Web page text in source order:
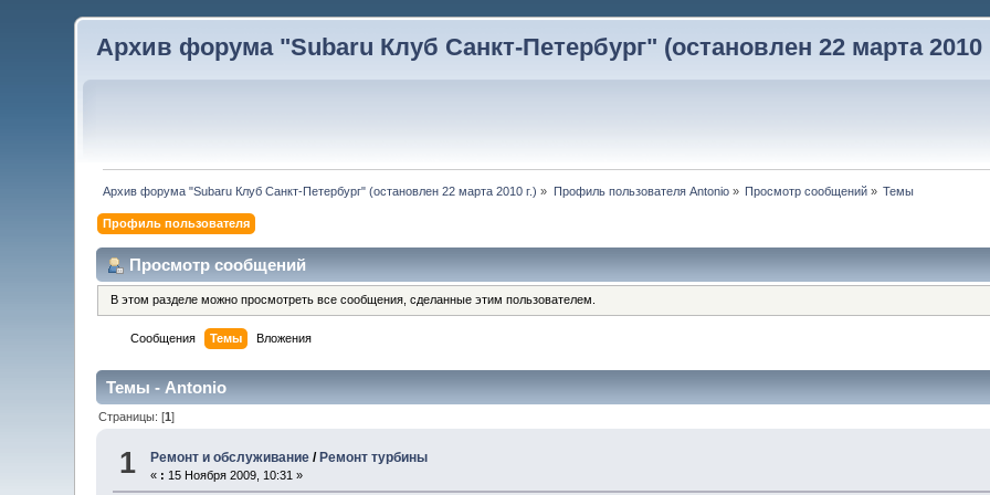
Архив форума "Subaru Клуб Санкт-Петербург" (остановлен 22 марта 2010
Архив форума "Subaru Клуб Санкт-Петербург" (остановлен 22 марта 2010 г.) » Профиль пользователя Antonio» Просмотр сообщений » Темы
Профиль пользователя
Просмотр сообщений
В этом разделе можно просмотреть все сообщения, сделанные этим пользователем.
Сообщения Темы Вложения
Темы - Antonio
Страницы: [1]
1 Ремонт и обслуживание /Ремонт турбины
« : 15 Ноября 2009, 10:31 »